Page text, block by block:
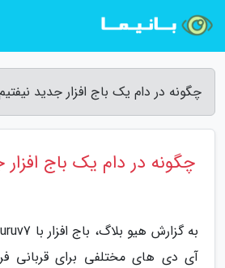
چگونه در دام یک باج افزار جدید
چگونه در دام یک باج افزار
آی دی های مختلفی برای قربانی